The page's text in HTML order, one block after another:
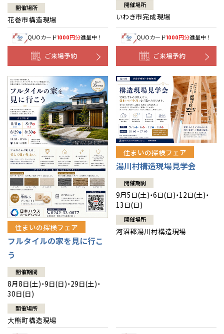
開催場所
花巻市構造現場
QUOカード1000円分進呈中！
ご来場予約
開催場所
いわき市完成現場
QUOカード1000円分進呈中！
ご来場予約
住まいの探検フェア
フルタイルの家を見に行こ
う
開催期間
8月8日(土)・9日(日)・29日(土)・
30日(日)
開催場所
大熊町構造現場
住まいの探検フェア
湯川村構造現場見学会
開催期間
9月5日(土)・6日(日)・12日(土)・
13日(日)
開催場所
河沼郡湯川村構造現場